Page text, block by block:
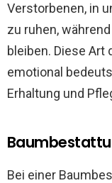
Verstorbenen, in
zu ruhen,
bleiben. Diese Art
emotional
Erhaltung und
Bei einer